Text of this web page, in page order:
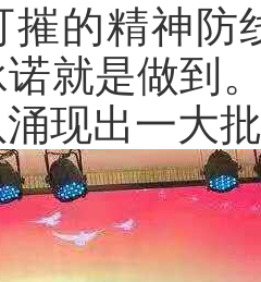
摧的精神防
就是做到
现出一大